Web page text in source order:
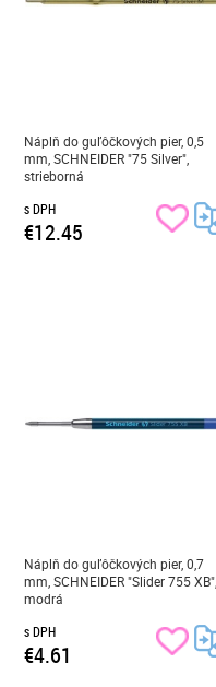
Náplň do guľôčkových pier, 0,5
mm, SCHNEIDER "75 Silver",
strieborná
s DPH
€12.45
Náplň do guľôčkových pier, 0,7
mm, SCHNEIDER "Slider 755 XB",
modrá
s DPH
€4.61